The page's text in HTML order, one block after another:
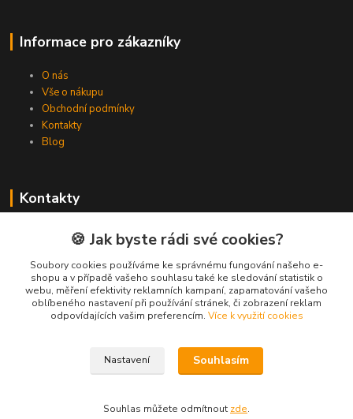
Informace pro zákazníky
O nás
Vše o nákupu
Obchodní podmínky
Kontakty
Blog
Kontakty
Zákaznická podpora Spojovat.cz
+420 606 036 459
(PO-PÁ, 8-16 hod.)
info@spojovat.cz
Všechna práva vyhrazena Spojovat.cz
🍪 Jak byste rádi své cookies?
Soubory cookies používáme ke správnému fungování našeho e-
shopu a v případě vašeho souhlasu také ke sledování statistik o
webu, měření efektivity reklamních kampaní, zapamatování vašeho
oblíbeného nastavení při používání stránek, či zobrazení reklam
odpovídajících vašim preferencím. Více k využití cookies
Nastavení Souhlasím
Souhlas můžete odmítnout zde.